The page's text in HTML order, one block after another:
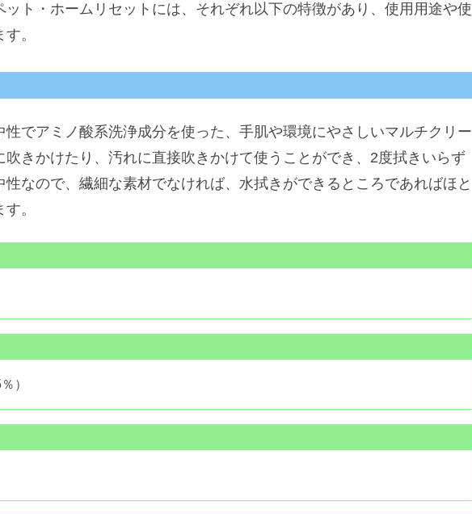
ット・ホームリセットには、それぞれ以下の特徴があり、使用用途や使
。
性でアミノ酸系洗浄成分を使った、手肌や環境にやさしいマルチクリー
きかけたり、汚れに直接吹きかけて使うことができ、2度拭きいらず
なので、繊細な素材でなければ、水拭きができるところであればほと
。
）